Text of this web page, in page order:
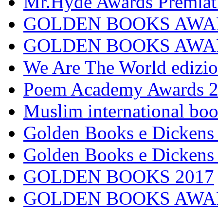
GOLDEN BOOKS
GOLDEN BOOKS
We Are The World
Poem Academy Awards
Muslim international
Golden Books e
Golden Books e
GOLDEN BOOKS 2017
GOLDEN BOOKS